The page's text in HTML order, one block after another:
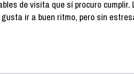
de visita que sí procuro cumplir.
ir a buen ritmo, pero sin